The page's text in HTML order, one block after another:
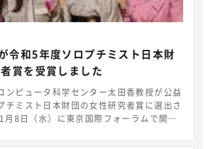
6Gで注目される高周波数帯（ミリ波）を
特殊な反射板である
Intelligent Surface）を用いた
化や、RISの設置場所の最適化に関する研
中国・カナダを中心に、多くの海外共同研
、所属大学の男
室員を務め、学内外で女性研究者のロール
た講演を行い、また、主宰する研究室から
長賞にあたる蘭岳賞の受賞女子学生も輩出
令和5年度ソロプチミスト日本財
賞を受賞しました
ンピュータ科学センター太田香教授が公益
チミスト日本財団の女性研究者賞に選出さ
月8日（水）に東京国際フォーラムで開催